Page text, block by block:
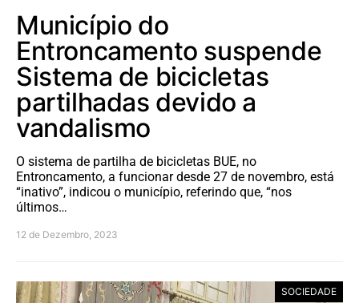
Município do
Entroncamento suspende
Sistema de bicicletas
partilhadas devido a
vandalismo
O sistema de partilha de bicicletas BUE, no
Entroncamento, a funcionar desde 27 de novembro, está
“inativo”, indicou o município, referindo que, “nos
últimos…
12 de Dezembro, 2023
SOCIEDADE